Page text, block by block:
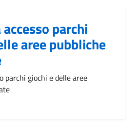
parchi
aree pubbliche
parchi giochi e delle aree